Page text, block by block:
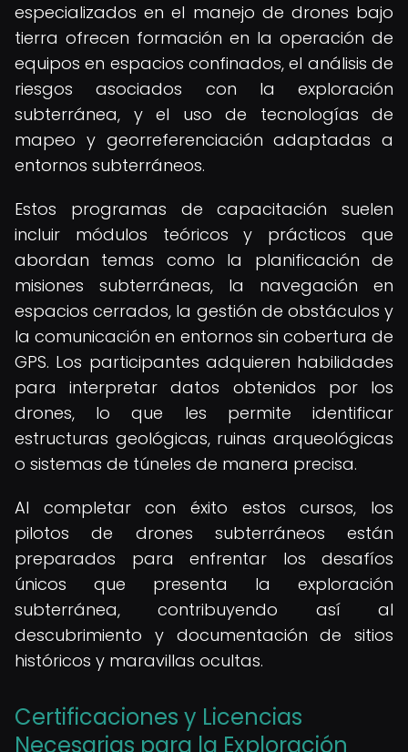
especializados en el manejo de drones bajo
tierra ofrecen formación en la operación de
equipos en espacios confinados, el análisis de
riesgos asociados con la exploración
subterránea, y el uso de tecnologías de
mapeo y georreferenciación adaptadas a
entornos subterráneos.
Estos programas de capacitación suelen
incluir módulos teóricos y prácticos que
abordan temas como la planificación de
misiones subterráneas, la navegación en
espacios cerrados, la gestión de obstáculos y
la comunicación en entornos sin cobertura de
GPS. Los participantes adquieren habilidades
para interpretar datos obtenidos por los
drones, lo que les permite identificar
estructuras geológicas, ruinas arqueológicas
o sistemas de túneles de manera precisa.
Al completar con éxito estos cursos, los
pilotos de drones subterráneos están
preparados para enfrentar los desafíos
únicos que presenta la exploración
subterránea, contribuyendo así al
descubrimiento y documentación de sitios
históricos y maravillas ocultas.
Certificaciones y Licencias
Necesarias para la Exploración